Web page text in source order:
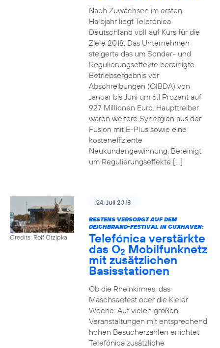
Nach Zuwächsen im ersten
Halbjahr liegt Telefónica
Deutschland voll auf Kurs für die
Ziele 2018. Das Unternehmen
steigerte das um Sonder- und
Regulierungseffekte bereinigte
Betriebsergebnis vor
Abschreibungen (OIBDA) von
Januar bis Juni um 6,1 Prozent auf
927 Millionen Euro. Haupttreiber
waren weitere Synergien aus der
Fusion mit E-Plus sowie eine
kosteneffiziente
Neukundengewinnung. Bereinigt
um Regulierungseffekte […]
Credits: Rolf Otzipka
24. Juli 2018
BESTENS VERSORGT AUF DEM
DEICHBRAND-FESTIVAL IN CUXHAVEN:
Telefónica verstärkte
das O2 Mobilfunknetz
mit zusätzlichen
Basisstationen
Ob die Rheinkirmes, das
Maschseefest oder die Kieler
Woche: Auf vielen großen
Veranstaltungen mit entsprechend
hohen Besucherzahlen errichtet
Telefónica zusätzliche